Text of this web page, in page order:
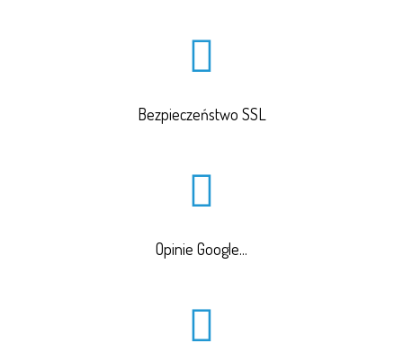
Bezpieczeństwo SSL
Opinie Google...